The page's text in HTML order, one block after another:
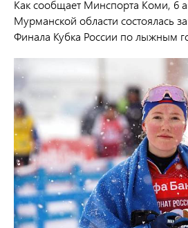
Как сообщает Минспорта Коми, 6
Мурманской области состоялась
Финала Кубка России по лыжным